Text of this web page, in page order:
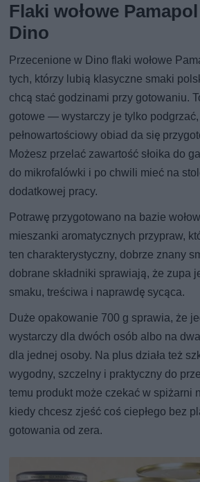
Flaki wołowe
Dino
Przecenione w Dino flaki wołowe
tych, którzy lubią klasyczne smaki
chcą stać godzinami przy gotowaniu.
gotowe — wystarczy je tylko podgrzać,
pełnowartościowy obiad da się
Możesz przelać zawartość słoika do
do mikrofalówki i po chwili mieć na
dodatkowej pracy.
Potrawę przygotowano na bazie
mieszanki aromatycznych przypraw,
ten charakterystyczny, dobrze znany
dobrane składniki sprawiają, że zupa
smaku, treściwa i naprawdę sycąca.
Duże opakowanie 700 g sprawia, że
wystarczy dla dwóch osób albo na
dla jednej osoby. Na plus działa też
wygodny, szczelny i praktyczny do
temu produkt może czekać w spiżarni
kiedy chcesz zjeść coś ciepłego bez
gotowania od zera.